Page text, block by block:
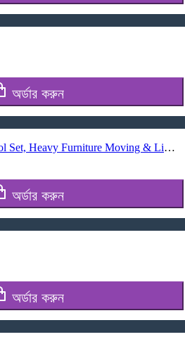
অর্ডার করুন
Furniture Easy Moving Tool Set, Heavy Furniture Moving & Lifting System
অর্ডার করুন
অর্ডার করুন